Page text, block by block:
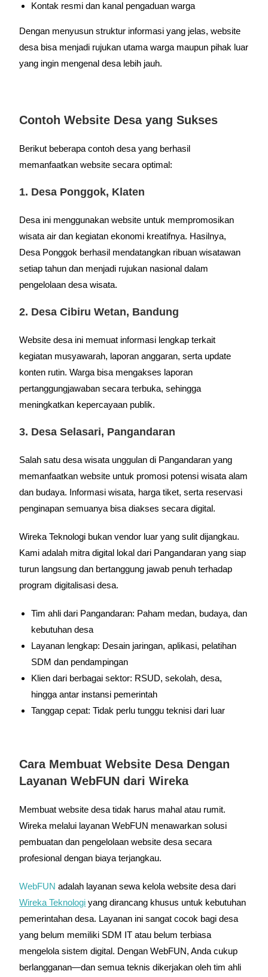
Kontak resmi dan kanal pengaduan warga
Dengan menyusun struktur informasi yang jelas, website
desa bisa menjadi rujukan utama warga maupun pihak luar
yang ingin mengenal desa lebih jauh.
Contoh Website Desa yang Sukses
Berikut beberapa contoh desa yang berhasil
memanfaatkan website secara optimal:
1. Desa Ponggok, Klaten
Desa ini menggunakan website untuk mempromosikan
wisata air dan kegiatan ekonomi kreatifnya. Hasilnya,
Desa Ponggok berhasil mendatangkan ribuan wisatawan
setiap tahun dan menjadi rujukan nasional dalam
pengelolaan desa wisata.
2. Desa Cibiru Wetan, Bandung
Website desa ini memuat informasi lengkap terkait
kegiatan musyawarah, laporan anggaran, serta update
konten rutin. Warga bisa mengakses laporan
pertanggungjawaban secara terbuka, sehingga
meningkatkan kepercayaan publik.
3. Desa Selasari, Pangandaran
Salah satu desa wisata unggulan di Pangandaran yang
memanfaatkan website untuk promosi potensi wisata alam
dan budaya. Informasi wisata, harga tiket, serta reservasi
penginapan semuanya bisa diakses secara digital.
Wireka Teknologi bukan vendor luar yang sulit dijangkau.
Kami adalah mitra digital lokal dari Pangandaran yang siap
turun langsung dan bertanggung jawab penuh terhadap
program digitalisasi desa.
Tim ahli dari Pangandaran: Paham medan, budaya, dan
kebutuhan desa
Layanan lengkap: Desain jaringan, aplikasi, pelatihan
SDM dan pendampingan
Klien dari berbagai sektor: RSUD, sekolah, desa,
hingga antar instansi pemerintah
Tanggap cepat: Tidak perlu tunggu teknisi dari luar
Cara Membuat Website Desa Dengan
Layanan WebFUN dari Wireka
Membuat website desa tidak harus mahal atau rumit.
Wireka melalui layanan WebFUN menawarkan solusi
pembuatan dan pengelolaan website desa secara
profesional dengan biaya terjangkau.
WebFUN adalah layanan sewa kelola website desa dari
Wireka Teknologi yang dirancang khusus untuk kebutuhan
pemerintahan desa. Layanan ini sangat cocok bagi desa
yang belum memiliki SDM IT atau belum terbiasa
mengelola sistem digital. Dengan WebFUN, Anda cukup
berlangganan—dan semua teknis dikerjakan oleh tim ahli